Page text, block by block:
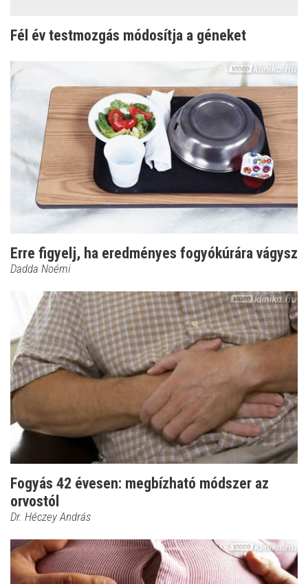
Fél év testmozgás módosítja a géneket
Erre figyelj, ha eredményes fogyókúrára vágysz
Dadda Noémi
Fogyás 42 évesen: megbízható módszer az
orvostól
Dr. Héczey András